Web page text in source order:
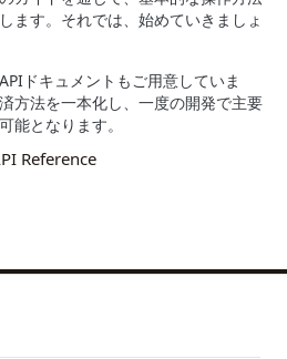
ます。それでは、始めていきましょ
ドキュメントもご用意していま
方法を一本化し、一度の開発で主要
能となります。
Reference